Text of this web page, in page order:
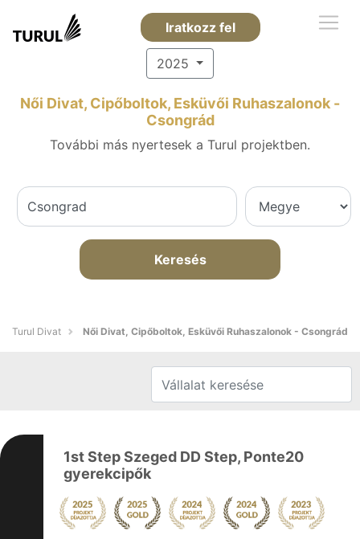
Iratkozz fel
2025
Női Divat, Cipőboltok, Esküvői Ruhaszalonok -
Csongrád
További más nyertesek a Turul projektben.
Keresés
Turul Divat Női Divat, Cipőboltok, Esküvői Ruhaszalonok - Csongrád
1st Step Szeged DD Step, Ponte20
gyerekcipők